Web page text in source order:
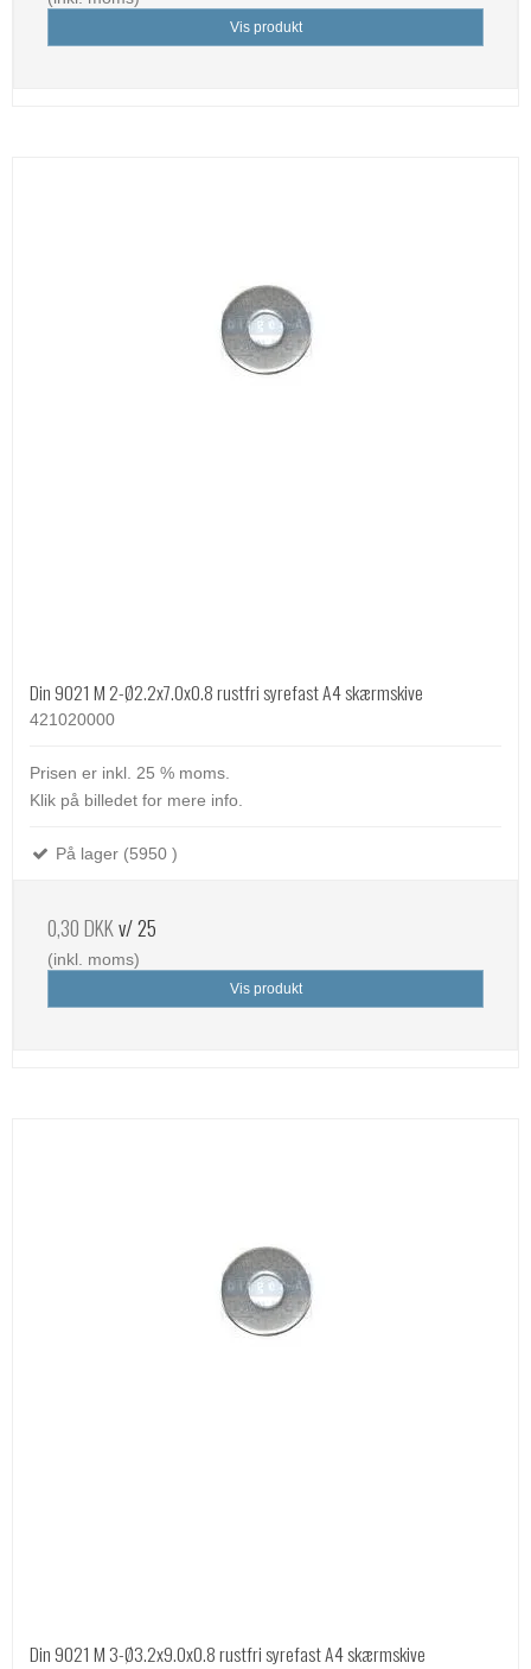
Vis produkt
Din 9021 M 2-Ø2.2x7.0x0.8 rustfri syrefast A4 skærmskive
421020000
Prisen er inkl. 25 % moms.
Klik på billedet for mere info.
På lager (5950 )
0,30 DKKv/ 25
(inkl. moms)
Vis produkt
Din 9021 M 3-Ø3.2x9.0x0.8 rustfri syrefast A4 skærmskive